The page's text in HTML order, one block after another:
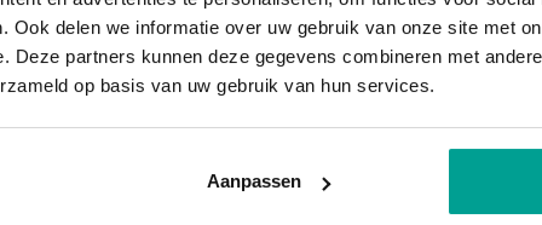
Ook delen we informatie over uw gebruik van onze site met
Deze partners kunnen deze gegevens combineren met
op basis van uw gebruik van hun services.
Aanpassen
dorp, gelegen aan de Hollandse IJssel. Het
voor jong en oud.